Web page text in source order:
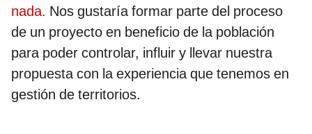
nada. Nos gustaría formar parte del proceso
de un proyecto en beneficio de la población
para poder controlar, influir y llevar nuestra
propuesta con la experiencia que tenemos en
gestión de territorios.